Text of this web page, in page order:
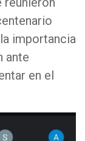
importancia
ante
en el